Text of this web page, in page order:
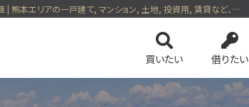
| ナフサ・ショックで家が建たない⁈改めて注目される「中古住宅」の価値 | 熊本エリアの一戸建て, マンション, 土地, 投資用, 賃貸など、不動産の事ならセンチュリー21朝山不動産
買いたい 借りたい